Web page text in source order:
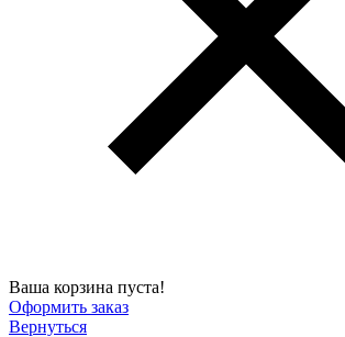
Ваша корзина пуста!
Оформить заказ
Вернуться